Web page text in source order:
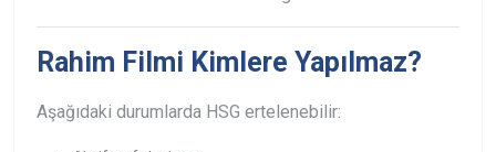
Rahim Filmi Kimlere Yapılmaz?
Aşağıdaki durumlarda HSG ertelenebilir: